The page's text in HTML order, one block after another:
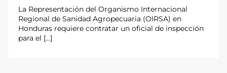
La Representación del Organismo Internacional
Regional de Sanidad Agropecuaria (OIRSA) en
Honduras requiere contratar un oficial de inspección
para el […]